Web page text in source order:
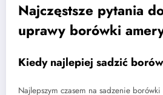
Najczęstsze pytania
uprawy borówki
Kiedy najlepiej sadzić
Najlepszym czasem na sadzenie